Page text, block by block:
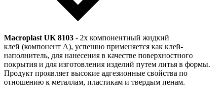
Macroplast UK 8103 - 2х компонентный жидкий
клей (компонент А), успешно применяется как клей-
наполнитель, для нанесения в качестве поверхностного
покрытия и для изготовления изделий путем литья в формы.
Продукт проявляет высокие адгезионные свойства по
отношению к металлам, пластикам и твердым пенам.